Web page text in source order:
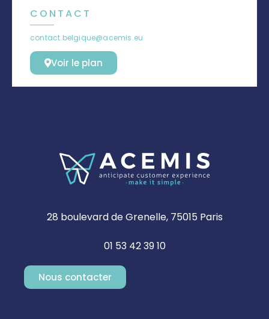
CONTACT
contact.belgique@acemis.eu
Voir le plan
28 boulevard de Grenelle, 75015 Paris
01 53 42 39 10
Nous contacter